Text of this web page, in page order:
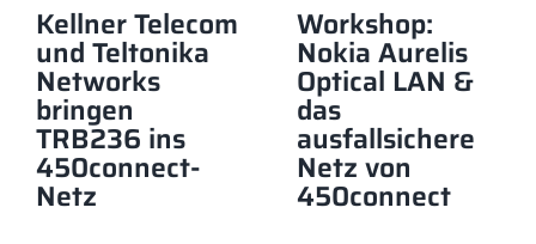
Kellner Telecom
und Teltonika
Networks
bringen
TRB236 ins
450connect-
Netz
Workshop:
Nokia Aurelis
Optical LAN &
das
ausfallsichere
Netz von
450connect